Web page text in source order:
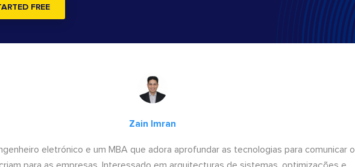
FREE
Zain Imran
eletrónico e um MBA que adora aprofundar as tecnologias para comunicar o